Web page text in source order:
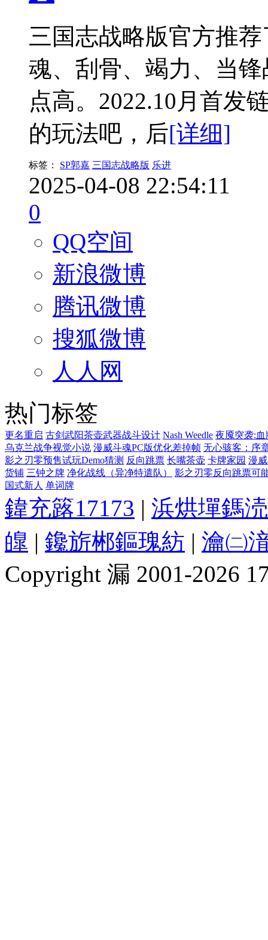
三国志战略版官方推
魂、刮骨、竭力、当
点高。2022.10月首发
的玩法吧，后[详细]
标签： SP郭嘉 三国志战略版 乐进
2025-04-08 22:54:11
0
QQ空间
新浪微博
腾讯微博
搜狐微博
人人网
热门标签
更名重启 古剑武阳茶壶武器战斗设计 Nash Weedle 夜魇突袭:血
乌克兰战争视觉小说 漫威斗魂PC版优化差掉帧 无心骇客：序
影之刃零预售试玩Demo猜测 反向跳票 长嘴茶壶 卡牌家园 漫
货铺 三钟之牌 净化战线（异净特遣队）
影之刃零反向跳票可
国式新人 单词牌
鍏充簬17173 | 浜烘墠鎷
皥 | 鑱旂郴鏂瑰紡 | 瀹㈡
Copyright 漏 2001-2026